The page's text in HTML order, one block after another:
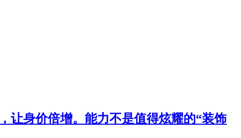
让身价倍增。能力不是值得炫耀的“装饰